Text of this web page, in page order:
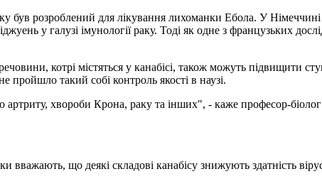
був розроблений для лікування лихоманки Ебола. У
у галузі імунології раку. Тоді як одне з французьких
котрі містяться у канабісі, також можуть підвищити
пройшло такий собі контроль якості в наузі.
хвороби Крона, раку та інших", - каже професор-біолог
вважають, що деякі складові канабісу знижують здатність